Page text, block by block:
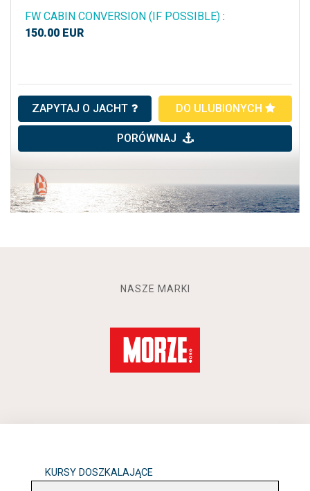
FW CABIN CONVERSION (IF POSSIBLE) :
150.00 EUR
ZAPYTAJ O JACHT DO ULUBIONYCH
PORÓWNAJ
NASZE MARKI
KURSY DOSZKALAJĄCE